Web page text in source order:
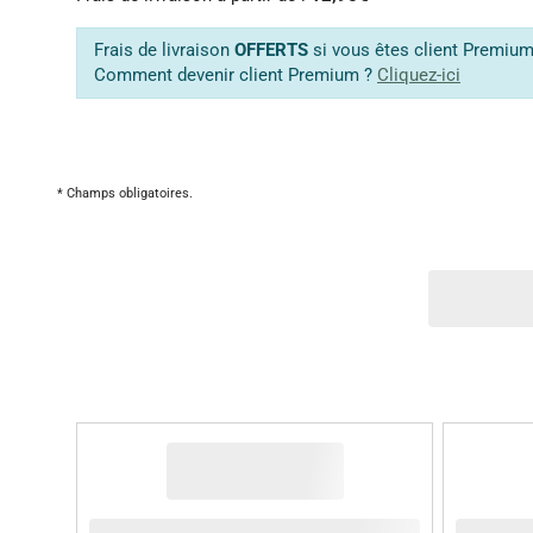
Frais de livraison OFFERTS si vous êtes client
Comment devenir client Premium ? Cliquez-ici
* Champs obligatoires.